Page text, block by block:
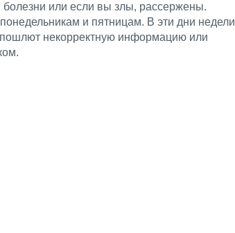
или если вы злы, рассержены.
и пятницам. В эти дни недели
некорректную информацию или